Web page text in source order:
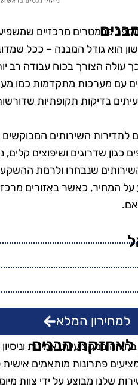
פרמטרים מרכזיים
גודל המבנה – ככל
עולה הצורך בכוח עבודה רב
עם מערכות מתקדמות כמו
בדיקות תקופתיות
השירותים המבוקשים
כגון שדרוגים ושיפוצים קלים,
שנבחרו ולרמת
המחיר, כאשר באזורים
למחירון המלא
לאחזקת מבנים
במקצועיות, אמינות
פתרונות מותאמים
שלנו מבוצע על ידי צוות
בחומרים
לסביבה. השירות
היה הוגן.
להשתמש